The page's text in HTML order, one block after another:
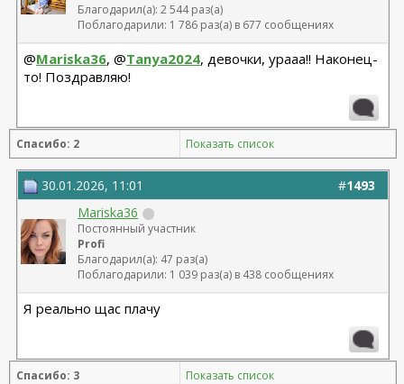
Благодарил(а): 2 544 раз(а)
Поблагодарили: 1 786 раз(а) в 677 сообщениях
@Mariska36, @Tanya2024, девочки, урааа!! Наконец-
то! Поздравляю!
Спасибо: 2 Показать список
#1493
30.01.2026, 11:01
Mariska36
Постоянный участник
Profi
Благодарил(а): 47 раз(а)
Поблагодарили: 1 039 раз(а) в 438 сообщениях
Я реально щас плачу
Спасибо: 3 Показать список